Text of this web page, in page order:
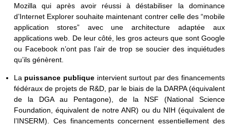
Mozilla qui après avoir réussi à déstabiliser la dominance
d’Internet Explorer souhaite maintenant contrer celle des “mobile
application stores” avec une architecture adaptée aux
applications web. De leur côté, les gros acteurs que sont Google
ou Facebook n’ont pas l’air de trop se soucier des inquiétudes
qu’ils génèrent.
La puissance publique intervient surtout par des financements
fédéraux de projets de R&D, par le biais de la DARPA (équivalent
de la DGA au Pentagone), de la NSF (National Science
Foundation, équivalent de notre ANR) ou du NIH (équivalent de
l’INSERM). Ces financements concernent essentiellement des